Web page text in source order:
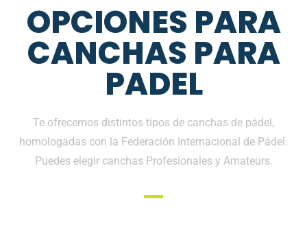
OPCIONES PARA
CANCHAS PARA
PADEL
Te ofrecemos distintos tipos de canchas de pádel,
homologadas con la Federación Internacional de Pádel.
Puedes elegir canchas Profesionales y Amateurs.